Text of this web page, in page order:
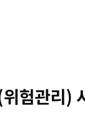
험관리)